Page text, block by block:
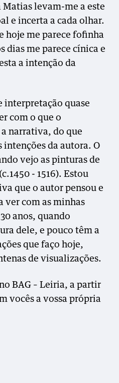
Matias levam-me a este
e incerta a cada olhar.
hoje me parece fofinha
dias me parece cínica e
a intenção da
interpretação quase
com o que o
narrativa, do que
da autora. O
vejo as pinturas de
- 1516). Estou
que o autor pensou e
ver com as minhas
anos, quando
dele, e pouco têm a
que faço hoje,
de visualizações.
BAG – Leiria, a partir
vocês a vossa própria